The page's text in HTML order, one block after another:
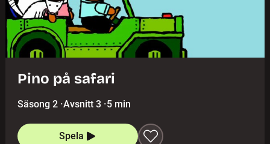
Pino på safari
Säsong 2 ·Avsnitt 3 ·5 min
Spela